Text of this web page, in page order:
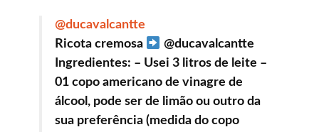
@ducavalcantte
Ricota cremosa
@ducavalcantte
Ingredientes: – Usei 3 litros de leite –
01 copo americano de vinagre de
álcool, pode ser de limão ou outro da
sua preferência (medida do copo